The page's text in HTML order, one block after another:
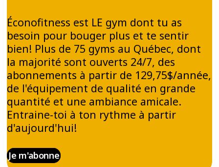
Éconofitness est LE gym dont tu as
besoin pour bouger plus et te sentir
bien! Plus de 75 gyms au Québec, dont
la majorité sont ouverts 24/7, des
abonnements à partir de 129,75$/année,
de l'équipement de qualité en grande
quantité et une ambiance amicale.
Entraine-toi à ton rythme à partir
d'aujourd'hui!
Je m'abonne